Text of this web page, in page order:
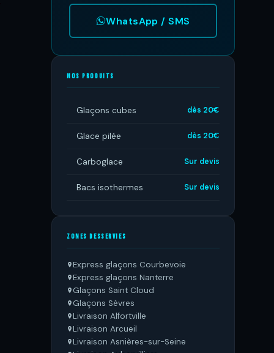
WhatsApp / SMS
NOS PRODUITS
Glaçons cubes dès 20€
Glace pilée dès 20€
Carboglace Sur devis
Bacs isothermes Sur devis
ZONES DESSERVIES
Express glaçons Courbevoie
Express glaçons Nanterre
Glaçons Saint Cloud
Glaçons Sèvres
Livraison Alfortville
Livraison Arcueil
Livraison Asnières-sur-Seine